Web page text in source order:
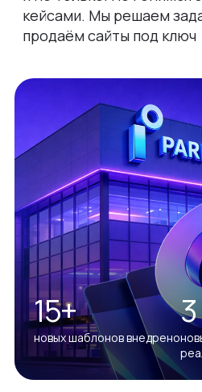
кейсами. Мы решаем
продаём сайты под ключ
15+
новых шаблонов внедрено
3